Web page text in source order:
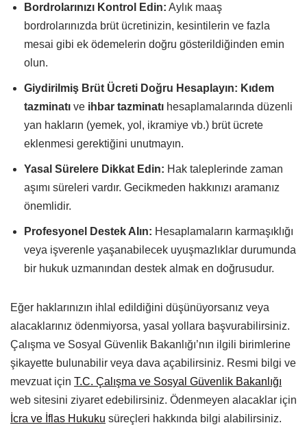
Bordrolarınızı Kontrol Edin: Aylık maaş
bordrolarınızda brüt ücretinizin, kesintilerin ve fazla
mesai gibi ek ödemelerin doğru gösterildiğinden emin
olun.
Giydirilmiş Brüt Ücreti Doğru Hesaplayın: Kıdem
tazminatı ve ihbar tazminatı hesaplamalarında düzenli
yan hakların (yemek, yol, ikramiye vb.) brüt ücrete
eklenmesi gerektiğini unutmayın.
Yasal Sürelere Dikkat Edin: Hak taleplerinde zaman
aşımı süreleri vardır. Gecikmeden hakkınızı aramanız
önemlidir.
Profesyonel Destek Alın: Hesaplamaların karmaşıklığı
veya işverenle yaşanabilecek uyuşmazlıklar durumunda
bir hukuk uzmanından destek almak en doğrusudur.
Eğer haklarınızın ihlal edildiğini düşünüyorsanız veya
alacaklarınız ödenmiyorsa, yasal yollara başvurabilirsiniz.
Çalışma ve Sosyal Güvenlik Bakanlığı’nın ilgili birimlerine
şikayette bulunabilir veya dava açabilirsiniz. Resmi bilgi ve
mevzuat için T.C. Çalışma ve Sosyal Güvenlik Bakanlığı
web sitesini ziyaret edebilirsiniz. Ödenmeyen alacaklar için
İcra ve İflas Hukuku süreçleri hakkında bilgi alabilirsiniz.